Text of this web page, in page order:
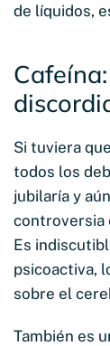
de líquidos,
Si tuviera
todos los
jubilaría y
controversia
Es
psicoactiva,
sobre el
También es